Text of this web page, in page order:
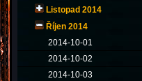
Listopad 2014
Říjen 2014
2014-10-01
2014-10-02
2014-10-03